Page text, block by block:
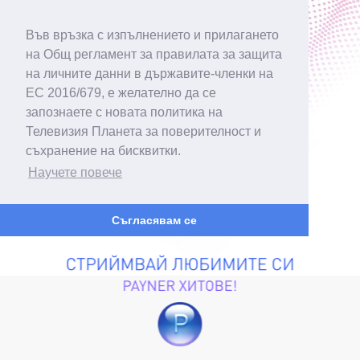
Във връзка с изпълнението и прилагането
на Общ регламент за правилата за защита
на личните данни в държавите-членки на
ЕС 2016/679, е желателно да се
запознаете с новата политика на
Телевизия Планета за поверителност и
съхранение на бисквитки.
Научете повече
Съгласявам се